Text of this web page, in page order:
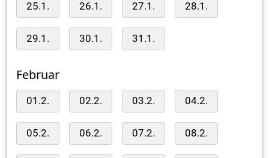
25.1. 26.1. 27.1. 28.1.
29.1. 30.1. 31.1.
Februar
01.2. 02.2. 03.2. 04.2.
05.2. 06.2. 07.2. 08.2.